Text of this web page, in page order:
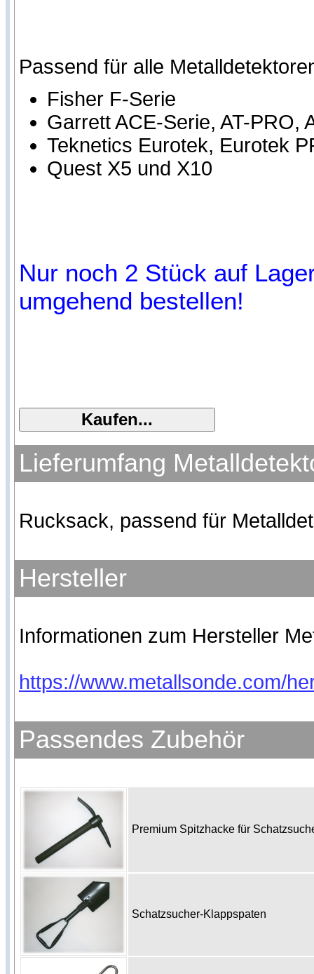
Passend für alle
Fisher F-Serie
Garrett ACE-Serie, AT-PRO,
Teknetics Eurotek, Eurotek
Quest X5 und X10
Nur noch 2 Stück auf
umgehend bestellen!
Lieferumfang
Rucksack, passend für
Hersteller
Informationen zum Hersteller
https://www.metallsonde.com/
Passendes Zubehör
Premium Spitzhacke für
Schatzsucher-Klappspaten